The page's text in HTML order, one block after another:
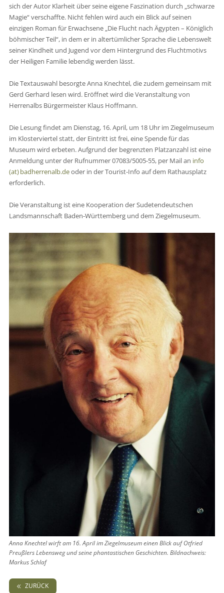
sich der Autor Klarheit über seine eigene Faszination durch „schwarze
Magie“ verschaffte. Nicht fehlen wird auch ein Blick auf seinen
einzigen Roman für Erwachsene „Die Flucht nach Ägypten – Königlich
böhmischer Teil“, in dem er in altertümlicher Sprache die Lebenswelt
seiner Kindheit und Jugend vor dem Hintergrund des Fluchtmotivs
der Heiligen Familie lebendig werden lässt.
Die Textauswahl besorgte Anna Knechtel, die zudem gemeinsam mit
Gerd Gerhard lesen wird. Eröffnet wird die Veranstaltung von
Herrenalbs Bürgermeister Klaus Hoffmann.
Die Lesung findet am Dienstag, 16. April, um 18 Uhr im Ziegelmuseum
im Klosterviertel statt, der Eintritt ist frei, eine Spende für das
Museum wird erbeten. Aufgrund der begrenzten Platzanzahl ist eine
Anmeldung unter der Rufnummer 07083/5005-55, per Mail an info
(at) badherrenalb.deoder in der Tourist-Info auf dem Rathausplatz
erforderlich.
Die Veranstaltung ist eine Kooperation der Sudetendeutschen
Landsmannschaft Baden-Württemberg und dem Ziegelmuseum.
Anna Knechtel wirft am 16. April im Ziegelmuseum einen Blick auf Otfried
Preußlers Lebensweg und seine phantastischen Geschichten. Bildnachweis:
Markus Schlaf
ZURÜCK